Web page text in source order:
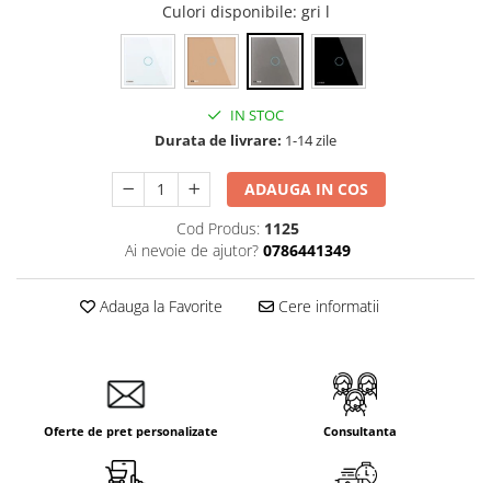
Culori disponibile: gri l
IN STOC
Durata de livrare: 1-14 zile
ADAUGA IN COS
Cod Produs: 1125
Ai nevoie de ajutor? 0786441349
Adauga la Favorite Cere informatii
Oferte de pret personalizate Consultanta